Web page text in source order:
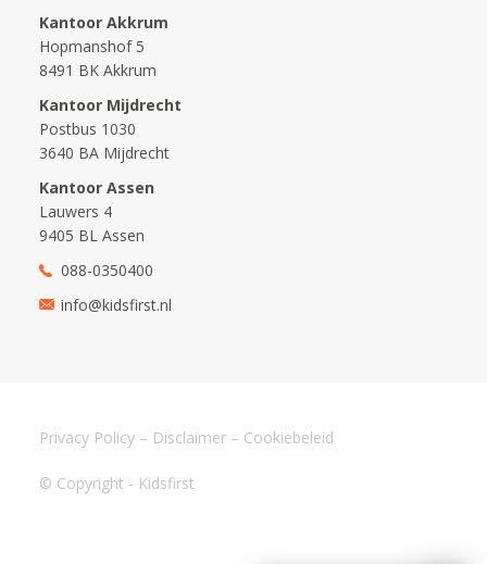
Kantoor Akkrum
Hopmanshof 5
8491 BK Akkrum
Kantoor Mijdrecht
Postbus 1030
3640 BA Mijdrecht
Kantoor Assen
Lauwers 4
9405 BL Assen
088-0350400
info@kidsfirst.nl
© Copyright - Kidsfirst
Privacy Policy – Disclaimer – Cookiebeleid